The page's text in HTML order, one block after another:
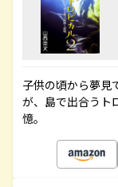
子供の頃から夢見
が、島で出合うト
憶。